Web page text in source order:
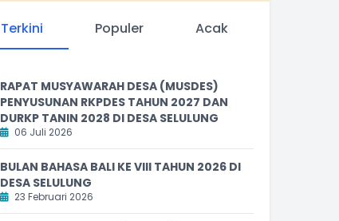
Terkini Populer Acak
RAPAT MUSYAWARAH DESA (MUSDES)
PENYUSUNAN RKPDES TAHUN 2027 DAN
DURKP TANIN 2028 DI DESA SELULUNG
06 Juli 2026
BULAN BAHASA BALI KE VIII TAHUN 2026 DI
DESA SELULUNG
23 Februari 2026